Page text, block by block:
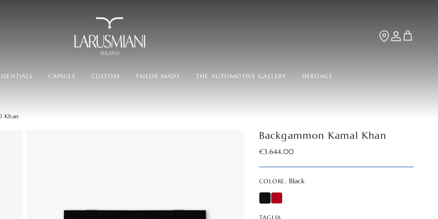
TROVA LA
Account
Carrello
CAPSULE CUSTOM TAILOR MADE THE AUTOMOTIVE GALLERY HERITAGE
Khan
Backgammon Kamal Khan
Prezzo normale
€3.644,00
TAGLIA
COLORE: Black